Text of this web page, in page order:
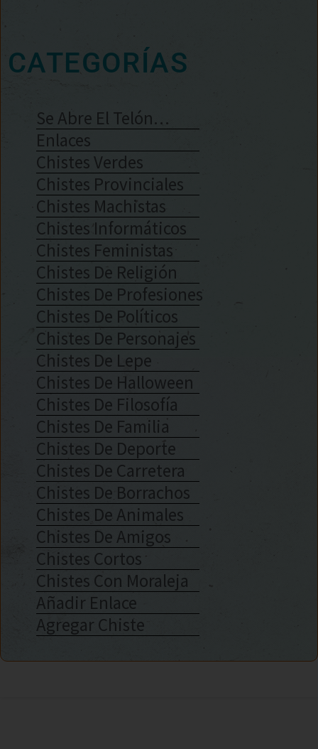
CATEGORÍAS
Se Abre El Telón…
Enlaces
Chistes Verdes
Chistes Provinciales
Chistes Machistas
Chistes Informáticos
Chistes Feministas
Chistes De Religión
Chistes De Profesiones
Chistes De Políticos
Chistes De Personajes
Chistes De Lepe
Chistes De Halloween
Chistes De Filosofía
Chistes De Familia
Chistes De Deporte
Chistes De Carretera
Chistes De Borrachos
Chistes De Animales
Chistes De Amigos
Chistes Cortos
Chistes Con Moraleja
Añadir Enlace
Agregar Chiste